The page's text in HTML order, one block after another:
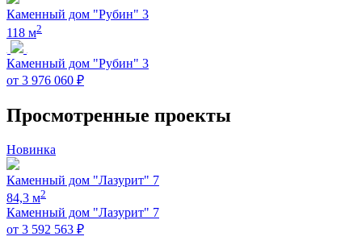
Каменный дом "Рубин" 3
118 м2
Каменный дом "Рубин" 3
от 3 976 060 ₽
Просмотренные проекты
Новинка
Каменный дом "Лазурит" 7
84,3 м2
Каменный дом "Лазурит" 7
от 3 592 563 ₽